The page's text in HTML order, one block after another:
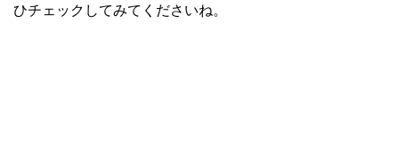
ひチェックしてみてくださいね。